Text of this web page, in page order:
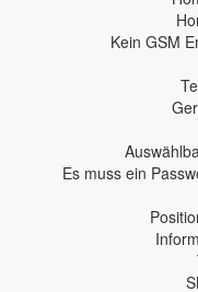
Kein GSM
Es muss ein